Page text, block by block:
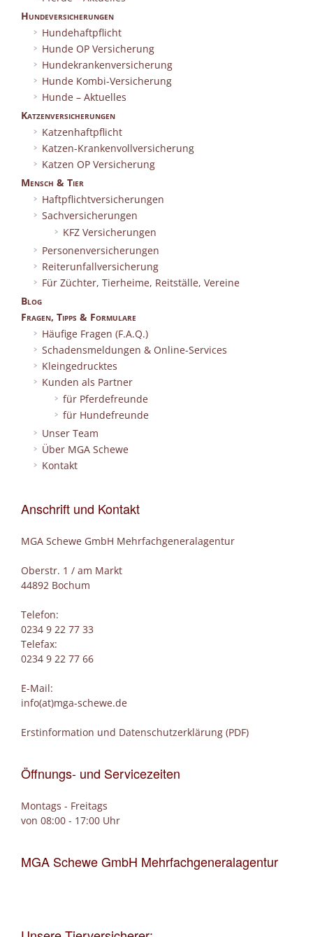
Hundeversicherungen
Hundehaftpflicht
Hunde OP Versicherung
Hundekrankenversicherung
Hunde Kombi-Versicherung
Hunde – Aktuelles
Katzenversicherungen
Katzenhaftpflicht
Katzen-Krankenvollversicherung
Katzen OP Versicherung
Mensch & Tier
Haftpflichtversicherungen
Sachversicherungen
KFZ Versicherungen
Personenversicherungen
Reiterunfallversicherung
Für Züchter, Tierheime, Reitställe, Vereine
Blog
Fragen, Tipps & Formulare
Häufige Fragen (F.A.Q.)
Schadensmeldungen & Online-Services
Kleingedrucktes
Kunden als Partner
für Pferdefreunde
für Hundefreunde
Unser Team
Über MGA Schewe
Kontakt
Anschrift und Kontakt
MGA Schewe GmbH Mehrfachgeneralagentur
Oberstr. 1 / am Markt
44892 Bochum
Telefon:
0234 9 22 77 33
Telefax:
0234 9 22 77 66
E-Mail:
info(at)mga-schewe.de
Erstinformation und Datenschutzerklärung (PDF)
Öffnungs- und Servicezeiten
Montags - Freitags
von 08:00 - 17:00 Uhr
MGA Schewe GmbH Mehrfachgeneralagentur